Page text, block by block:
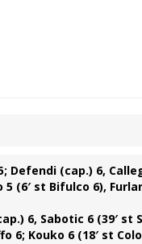
(cap.) 6,
(6′ st Bifulco 6),
6, Sabotic 6 (39′
6; Kouko 6 (18′ st